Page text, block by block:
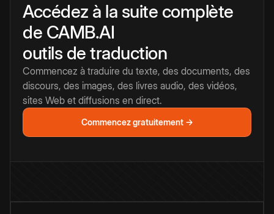
Accédez à la suite complète
de CAMB.AI
outils de traduction
Commencez à traduire du texte, des documents, des
discours, des images, des livres audio, des vidéos,
sites Web et diffusions en direct.
Commencez gratuitement →